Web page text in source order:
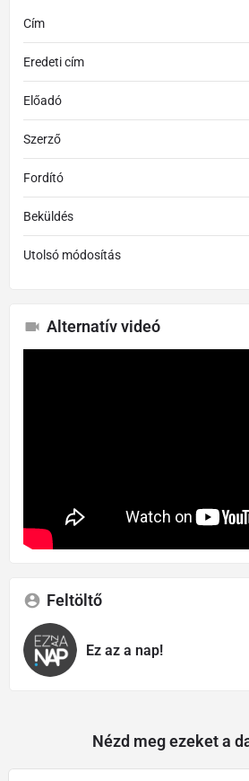
Cím
Eredeti cím
Előadó
Szerző
Fordító
Beküldés
Utolsó módosítás
Alternatív videó
Feltöltő
Ez az a nap!
Nézd meg ezeket a